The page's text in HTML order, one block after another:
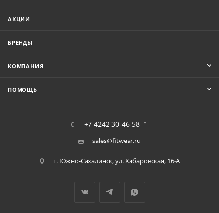
АКЦИИ
БРЕНДЫ
КОМПАНИЯ
ПОМОЩЬ
+7 4242 30-46-58
sales@fitwear.ru
г. Южно-Сахалинск, ул. Хабаровская, 16-А